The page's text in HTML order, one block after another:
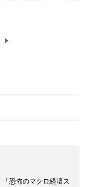
恐怖のマクロ経済ス